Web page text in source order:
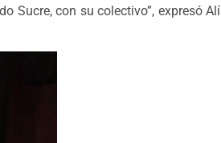
Sucre, con su colectivo”, expresó Alí